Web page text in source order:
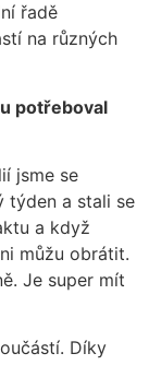
řadě
na různých
potřeboval
jsme se
týden a stali se
a když
můžu obrátit.
Je super mít
Díky